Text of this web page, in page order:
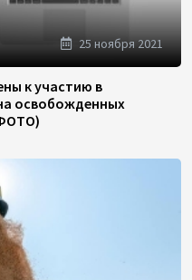
25 ноября 2021
к участию в
освобожденных